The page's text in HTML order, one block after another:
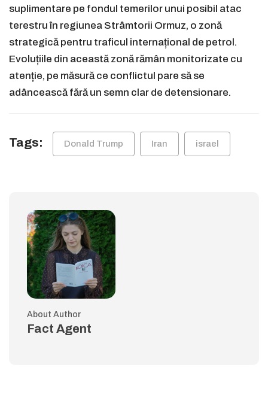
suplimentare pe fondul temerilor unui posibil atac
terestru în regiunea Strâmtorii Ormuz, o zonă
strategică pentru traficul internațional de petrol.
Evoluțiile din această zonă rămân monitorizate cu
atenție, pe măsură ce conflictul pare să se
adâncească fără un semn clar de detensionare.
Tags: Donald Trump Iran israel
About Author
Fact Agent